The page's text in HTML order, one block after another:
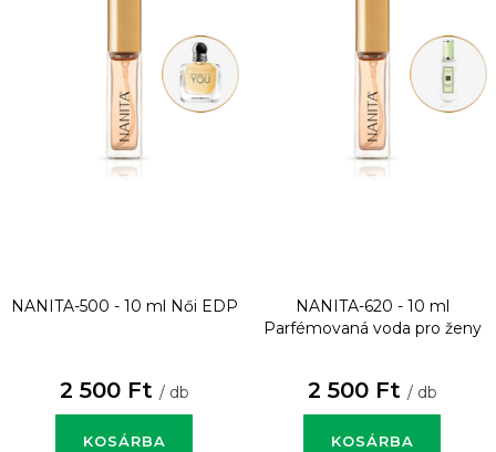
NANITA-500 - 10 ml Női EDP
2 500 Ft / db
KOSÁRBA
NANITA-620 - 10 ml
Parfémovaná voda pro ženy
2 500 Ft / db
KOSÁRBA